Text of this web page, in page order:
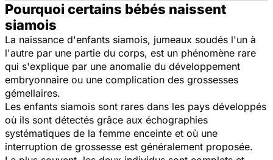
Pourquoi certains bébés naissent
siamois
La naissance d'enfants siamois, jumeaux soudés l'un à
l'autre par une partie du corps, est un phénomène rare
qui s'explique par une anomalie du développement
embryonnaire ou une complication des grossesses
gémellaires.
Les enfants siamois sont rares dans les pays développés
où ils sont détectés grâce aux échographies
systématiques de la femme enceinte et où une
interruption de grossesse est généralement proposée.